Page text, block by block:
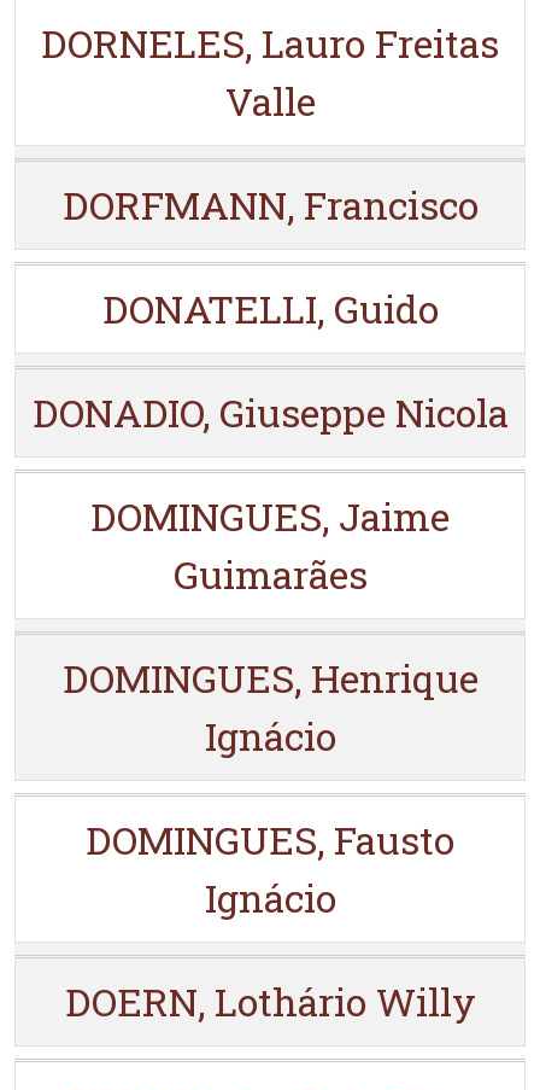
DORNELES, Lauro Freitas
Valle
DORFMANN, Francisco
DONATELLI, Guido
DONADIO, Giuseppe Nicola
DOMINGUES, Jaime
Guimarães
DOMINGUES, Henrique
Ignácio
DOMINGUES, Fausto
Ignácio
DOERN, Lothário Willy